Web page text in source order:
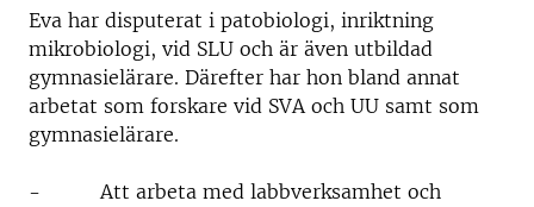
Eva har disputerat i patobiologi, inriktning
mikrobiologi, vid SLU och är även utbildad
gymnasielärare. Därefter har hon bland annat
arbetat som forskare vid SVA och UU samt som
gymnasielärare.
- Att arbeta med labbverksamhet och